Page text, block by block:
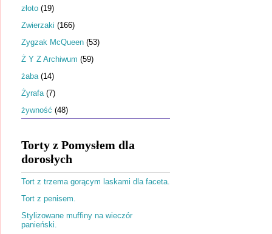
złoto (19)
Zwierzaki (166)
Zygzak McQueen (53)
Ż Y Z Archiwum (59)
żaba (14)
Żyrafa (7)
żywność (48)
Torty z Pomysłem dla
dorosłych
Tort z trzema gorącym laskami dla faceta.
Tort z penisem.
Stylizowane muffiny na wieczór
panieński.